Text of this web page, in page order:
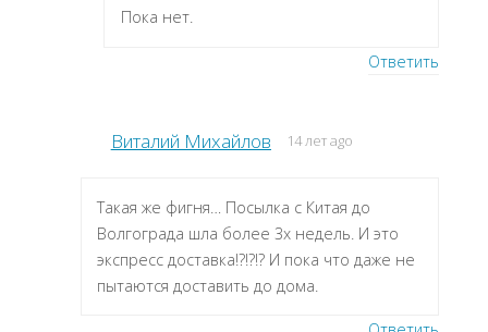
Пока нет.
Ответить
Виталий Михайлов 14 лет ago
Такая же фигня… Посылка с Китая до
Волгограда шла более 3х недель. И это
экспресс доставка!?!?!? И пока что даже не
пытаются доставить до дома.